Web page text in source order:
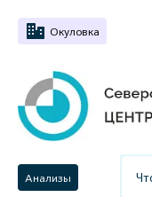
Окуловка
Анализы